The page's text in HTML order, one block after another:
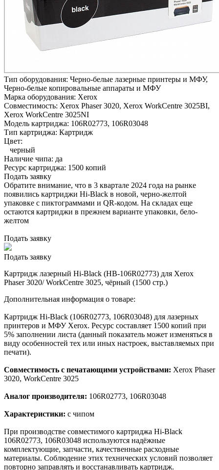
Тип оборудования: Черно-белые лазерные принтеры и МФУ,
Черно-белые копировальные аппараты и МФУ
Марка оборудования: Xerox
Совместимость: Xerox Phaser 3020, Xerox WorkCentre 3025BI,
Xerox WorkCentre 3025NI
Модель картриджа: 106R02773, 106R03048
Тип картриджа: Картридж
Цвет:
черный
Наличие чипа: да
Ресурс картриджа: 1500 копий
Подать заявку
Обратите внимание, что в 3 квартале 2024 года на рынке
появились картриджи Hi-Black в новой, черно-желтой
упаковке с пиктограммами и QR-кодом. На складах еще
остаются картриджи в прежнем варианте упаковки, бело-
желтом
Подать заявку
Подать заявку
Картридж лазерный Hi-Black (HB-106R02773) для Xerox
Phaser 3020/ WorkCentre 3025, чёрный (1500 стр.)
Дополнительная информация о товаре:
Картридж Hi-Black (106R02773, 106R03048) для лазерных
принтеров и МФУ Xerox. Ресурс составляет 1500 копий при
5% заполнении листа (данный показатель может изменяться в
виду особенностей тех или иных настроек, выставляемых при
печати).
Совместимость с печатающими устройствами: Xerox Phaser
3020, WorkCentre 3025
Аналог производителя: 106R02773, 106R03048
Характеристики: с чипом
При производстве совместимого картриджа Hi-Black
106R02773, 106R03048 используются надёжные
комплектующие, запчасти, качественные расходные
материалы. Соблюдение этих технических условий позволяет
повторно заправлять и восстанавливать картридж.